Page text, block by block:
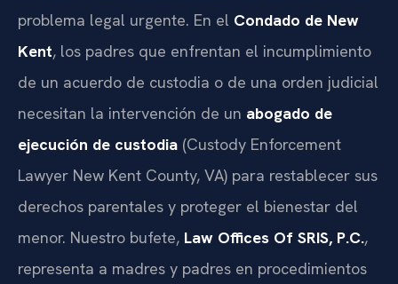
problema legal urgente. En el Condado de New
Kent, los padres que enfrentan el incumplimiento
de un acuerdo de custodia o de una orden judicial
necesitan la intervención de un abogado de
ejecución de custodia (Custody Enforcement
Lawyer New Kent County, VA) para restablecer sus
derechos parentales y proteger el bienestar del
menor. Nuestro bufete, Law Offices Of SRIS, P.C.,
representa a madres y padres en procedimientos